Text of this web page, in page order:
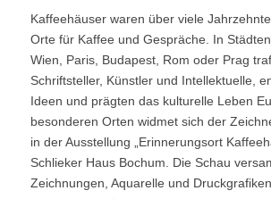
Kaffeehäuser waren über viele
Orte für Kaffee und Gespräche. In
Wien, Paris, Budapest, Rom oder Prag
Schriftsteller, Künstler und Intellektuelle,
Ideen und prägten das kulturelle Leben
besonderen Orten widmet sich der
in der Ausstellung „Erinnerungsort
Schlieker Haus Bochum. Die Schau
Zeichnungen, Aquarelle und